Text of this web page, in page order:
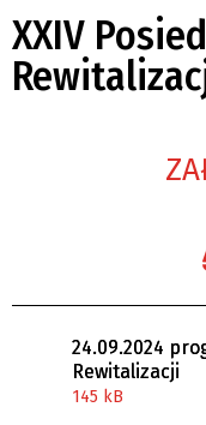
XXIV
24.09.2024
Rewitalizacji
145 kB